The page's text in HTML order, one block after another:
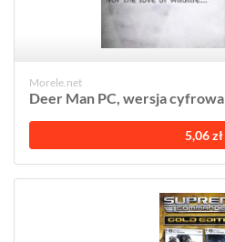
Morele.net
Deer Man PC, wersja cyfrowa
5,06 zł